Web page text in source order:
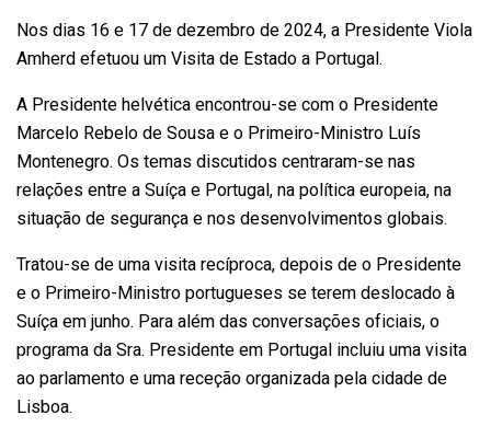
Nos dias 16 e 17 de dezembro de 2024, a Presidente Viola
Amherd efetuou um Visita de Estado a Portugal.
A Presidente helvética encontrou-se com o Presidente
Marcelo Rebelo de Sousa e o Primeiro-Ministro Luís
Montenegro. Os temas discutidos centraram-se nas
relações entre a Suíça e Portugal, na política europeia, na
situação de segurança e nos desenvolvimentos globais.
Tratou-se de uma visita recíproca, depois de o Presidente
e o Primeiro-Ministro portugueses se terem deslocado à
Suíça em junho. Para além das conversações oficiais, o
programa da Sra. Presidente em Portugal incluiu uma visita
ao parlamento e uma receção organizada pela cidade de
Lisboa.